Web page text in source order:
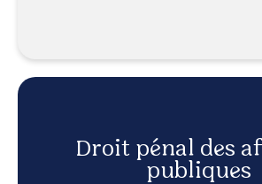
Droit pénal des
publiques